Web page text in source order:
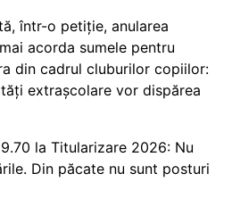
într-o petiție, anularea
acorda sumele pentru
din cadrul cluburilor copiilor:
extrașcolare vor dispărea
la Titularizare 2026: Nu
Din păcate nu sunt posturi